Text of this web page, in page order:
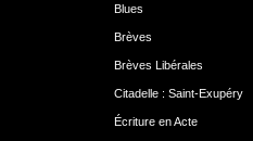
Blues
Brèves
Brèves Libérales
Citadelle : Saint-Exupéry
Écriture en Acte